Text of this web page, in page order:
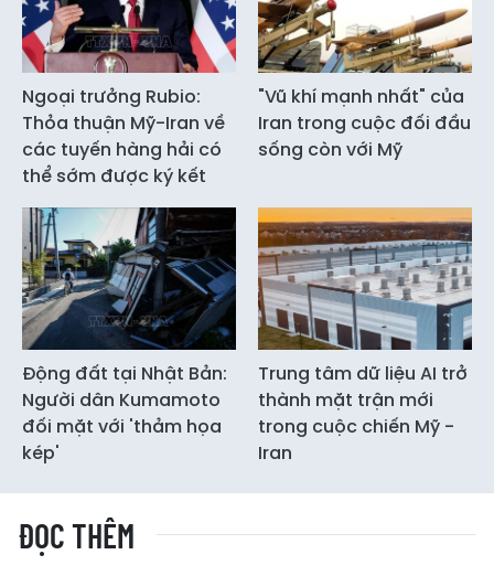
Ngoại trưởng Rubio:
Thỏa thuận Mỹ-Iran về
các tuyến hàng hải có
thể sớm được ký kết
"Vũ khí mạnh nhất" của
Iran trong cuộc đối đầu
sống còn với Mỹ
Động đất tại Nhật Bản:
Người dân Kumamoto
đối mặt với 'thảm họa
kép'
Trung tâm dữ liệu AI trở
thành mặt trận mới
trong cuộc chiến Mỹ -
Iran
ĐỌC THÊM